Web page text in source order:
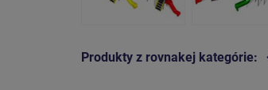
Produkty z rovnakej kategórie: